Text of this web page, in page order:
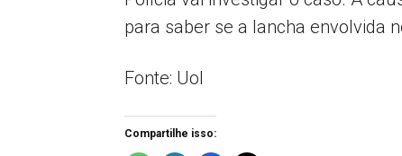
para saber se a lancha envolvida
Fonte: Uol
Compartilhe isso: